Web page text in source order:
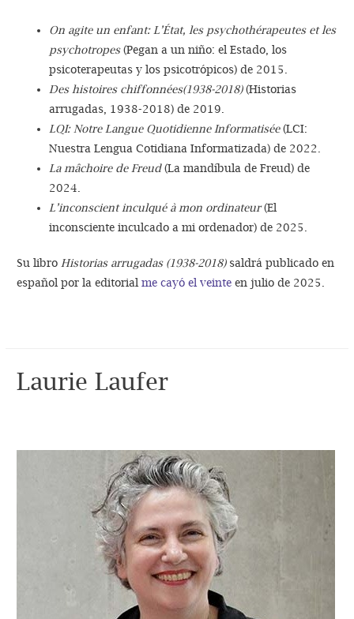
On agite un enfant: L’État, les psychothérapeutes et les
psychotropes(Pegan a un niño: el Estado, los
psicoterapeutas y los psicotrópicos) de 2015.
Des histoires chiffonnées(1938-2018)(Historias
arrugadas, 1938-2018) de 2019.
LQI: Notre Langue Quotidienne Informatisée(LCI:
Nuestra Lengua Cotidiana Informatizada) de 2022.
La mâchoire de Freud(La mandíbula de Freud) de
2024.
L’inconscient inculqué à mon ordinateur(El
inconsciente inculcado a mi ordenador) de 2025.
Su libroHistorias arrugadas (1938-2018) saldrá publicado en
español por la editorialme cayó el veinte en julio de 2025.
Laurie Laufer